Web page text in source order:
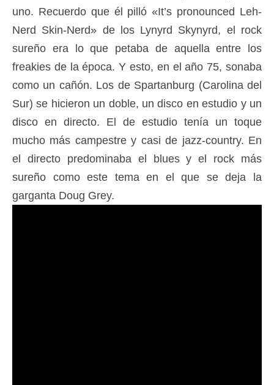
uno. Recuerdo que él pilló «It’s pronounced Leh-
Nerd Skin-Nerd» de los Lynyrd Skynyrd, el rock
sureño era lo que petaba de aquella entre los
freakies de la época. Y esto, en el año 75, sonaba
como un cañón. Los de Spartanburg (Carolina del
Sur) se hicieron un doble, un disco en estudio y un
disco en directo. El de estudio tenía un toque
mucho más campestre y casi de jazz-country. En
el directo predominaba el blues y el rock más
sureño como este tema en el que se deja la
garganta Doug Grey.